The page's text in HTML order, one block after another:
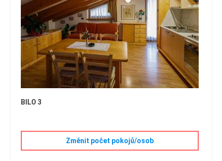
BILO 3
Změnit počet pokojů/osob